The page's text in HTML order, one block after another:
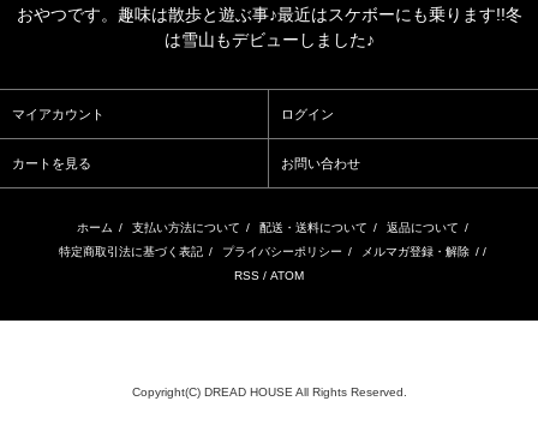
おやつです。趣味は散歩と遊ぶ事♪最近はスケボーにも乗ります!!冬
は雪山もデビューしました♪
マイアカウント ログイン
カートを見る お問い合わせ
ホーム / 支払い方法について / 配送・送料について / 返品について /
特定商取引法に基づく表記 / プライバシーポリシー / メルマガ登録・解除 / /
RSS / ATOM
Copyright(C) DREAD HOUSE All Rights Reserved.